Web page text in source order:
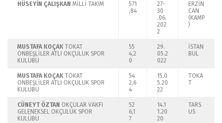
HÜSEYİN ÇALIŞKAN MİLLİ TAKIM
571
,84
27-
30
.06.
202
2
ERZİN
CAN
(KAMP
)
MUSTAFA KOÇAK TOKAT
ONBEŞLİLER ATLI OKÇULUK SPOR
KULÜBÜ
55
4,2
0
29.
05.2
022
İSTAN
BUL
MUSTAFA KOÇAK TOKAT
ONBEŞLİLER ATLI OKÇULUK SPOR
KULÜBÜ
54
2,6
4
15.0
5.20
22
TOKA
T
CÜNEYT ÖZTAN OKÇULAR VAKFI
GELENEKSEL OKÇULUK SPOR
KULÜBÜ
52
6,1
7
14.1
1.20
20
TARS
US